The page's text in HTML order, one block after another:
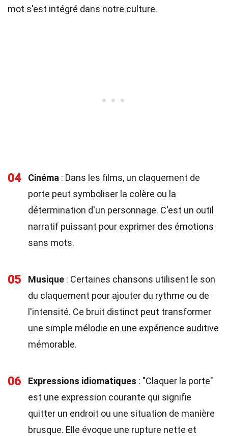
mot s'est intégré dans notre culture.
04 Cinéma : Dans les films, un claquement de
porte peut symboliser la colère ou la
détermination d'un personnage. C'est un outil
narratif puissant pour exprimer des émotions
sans mots.
05 Musique : Certaines chansons utilisent le son
du claquement pour ajouter du rythme ou de
l'intensité. Ce bruit distinct peut transformer
une simple mélodie en une expérience auditive
mémorable.
06 Expressions idiomatiques : "Claquer la porte"
est une expression courante qui signifie
quitter un endroit ou une situation de manière
brusque. Elle évoque une rupture nette et